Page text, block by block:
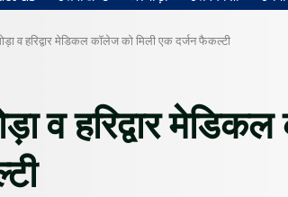
व हरिद्वार मेडिकल कॉलेज को मिली एक दर्जन फैकल्टी
व हरिद्वार